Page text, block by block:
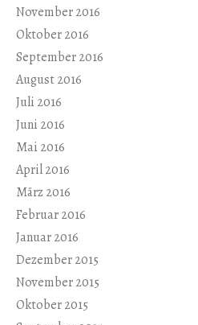
November 2016
Oktober 2016
September 2016
August 2016
Juli 2016
Juni 2016
Mai 2016
April 2016
März 2016
Februar 2016
Januar 2016
Dezember 2015
November 2015
Oktober 2015